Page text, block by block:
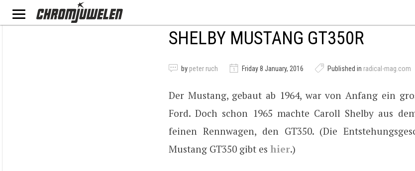
SHELBY MUSTANG GT350R
by peter ruch Friday 8 January, 2016 Published in radical-mag.com
Der Mustang, gebaut ab 1964, war von Anfang ein
Ford. Doch schon 1965 machte Caroll Shelby aus
feinen Rennwagen, den GT350. (Die
Mustang GT350 gibt es hier.)